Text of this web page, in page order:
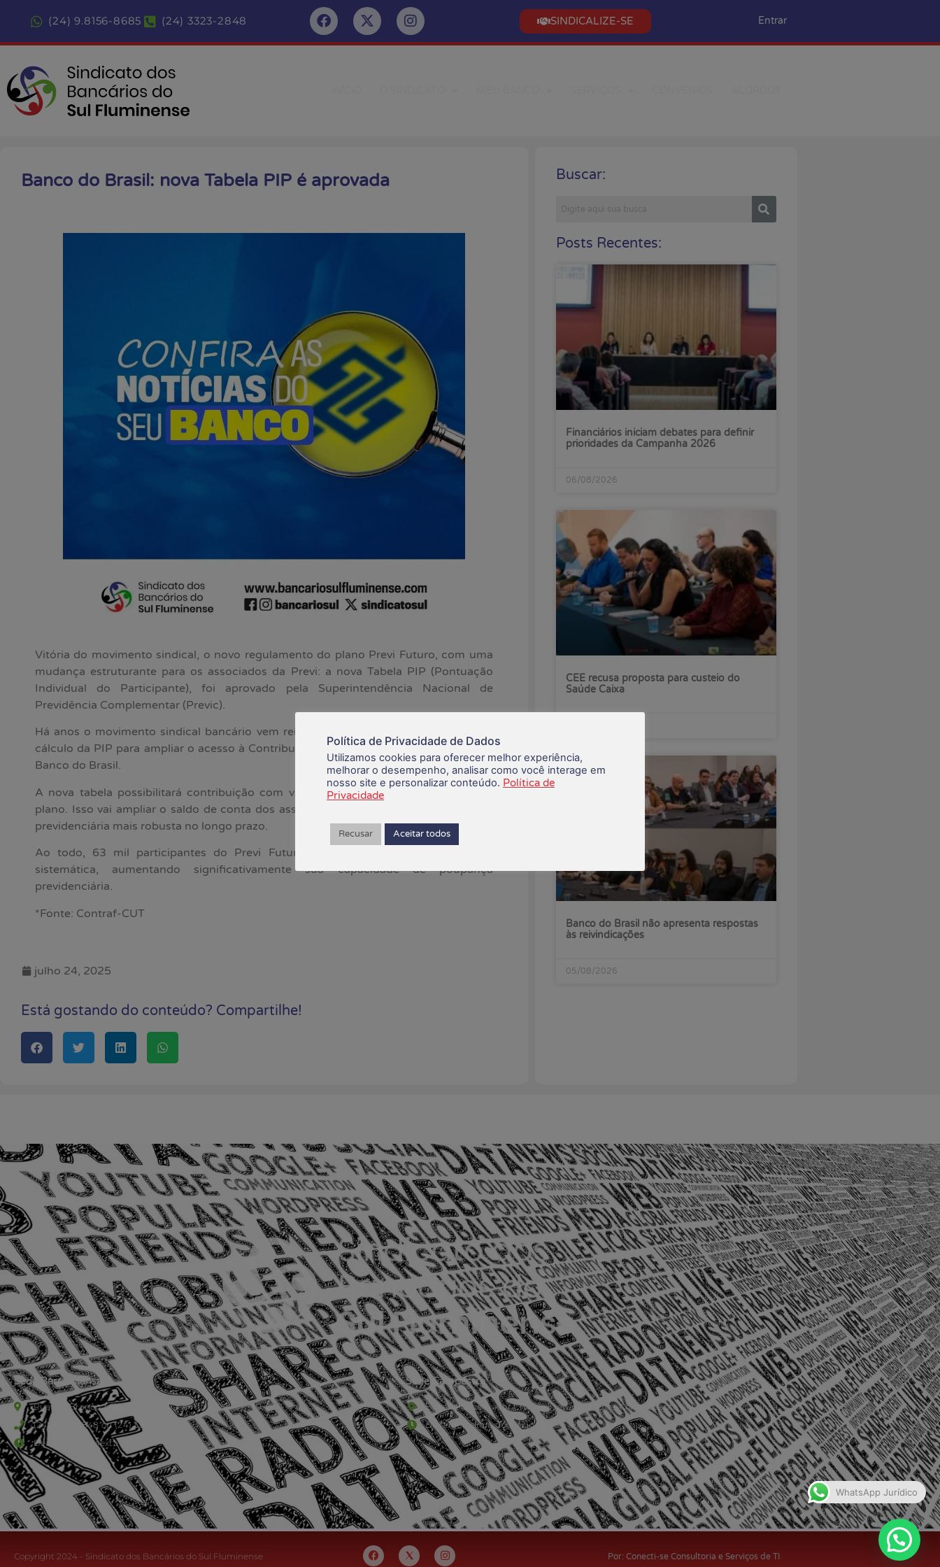
(24) 9.8156-8685 (24) 3323-2848 SINDICALIZE-SE Entrar
Banco do Brasil: nova Tabela PIP é aprovada
Vitória do movimento sindical, o novo regulamento do plano Previ Futuro, com uma
mudança estruturante para os associados da Previ: a nova Tabela PIP (Pontuação
Individual do Participante), foi aprovado pela Superintendência Nacional de
Previdência Complementar (Previc).
Há anos o movimento sindical bancário vem reivindicando melhorias na fórmula de
cálculo da PIP para ampliar o acesso à Contribuição Adicional com contrapartida do
Banco do Brasil.
A nova tabela possibilitará contribuição com valores maiores desde o ingresso no
plano. Isso vai ampliar o saldo de conta dos associados, resultando em uma reserva
previdenciária mais robusta no longo prazo.
Ao todo, 63 mil participantes do Previ Futuro serão beneficiados com a nova
sistemática, aumentando significativamente sua capacidade de poupança
previdenciária.
*Fonte: Contraf-CUT
julho 24, 2025
Está gostando do conteúdo? Compartilhe!
Buscar:
Posts Recentes:
Financiários iniciam debates para definir
prioridades da Campanha 2026
06/08/2026
CEE recusa proposta para custeio do
Saúde Caixa
Banco do Brasil não apresenta respostas
às reivindicações
05/08/2026
Sede Barra Mansa
Rua Rio Branco, nº107 (2º andar), Centro - Cep: 27.330-030
(24) 3323-2848 ou (24) 3323-2500
De segunda à sexta-feira , das 9h às 17h.
Sede Campestre:
Estrada Governador Chagas Freitas – 3.780 – Colônia Santo Antônio – Barra Mansa
De terça-feira a domingo, das 9h às 17h
Copyright 2024 - Sindicato dos Bancários do Sul Fluminense Por: Conecti-se Consultoria e Serviços de TI
Política de Privacidade de Dados
Utilizamos cookies para oferecer melhor experiência,
melhorar o desempenho, analisar como você interage em
nosso site e personalizar conteúdo. Política de
Privacidade
Recusar Aceitar todos
WhatsApp Jurídico